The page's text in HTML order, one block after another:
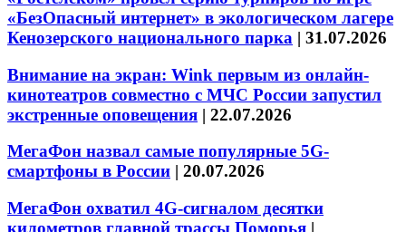
«БезОпасный интернет» в экологическом лагере
Кенозерского национального парка | 31.07.2026
Внимание на экран: Wink первым из онлайн-
кинотеатров совместно с МЧС России запустил
экстренные оповещения | 22.07.2026
МегаФон назвал самые популярные 5G-
смартфоны в России | 20.07.2026
МегаФон охватил 4G-сигналом десятки
километров главной трассы Поморья |